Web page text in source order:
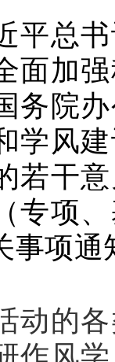
平总
面加
务院
学风
若干
专项
事项
动的